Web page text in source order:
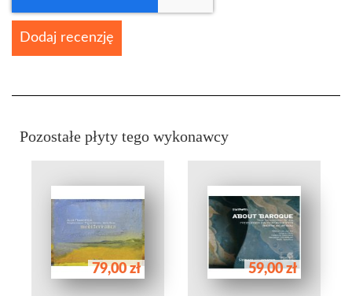
Dodaj recenzję
Pozostałe płyty tego wykonawcy
79,00 zł 59,00 zł